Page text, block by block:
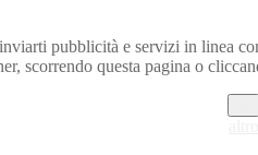
pubblicità e servizi in linea
scorrendo questa pagina o